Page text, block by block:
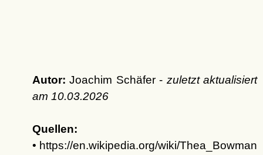
Autor: Joachim Schäfer - zuletzt aktualisiert
am 10.03.2026
Quellen:
• https://en.wikipedia.org/wiki/Thea_Bowman